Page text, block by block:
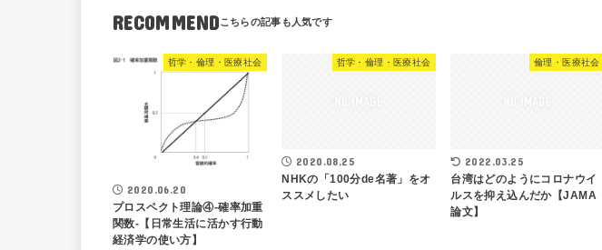
RECOMMEND
哲学・倫理・医療社会
2020.06.20
プロスペクト理論④-確率加重
関数-【日常生活に活かす行動
経済学の使い方】
哲学・倫理・医療社会
2020.08.25
NHKの「100分de名著」をオ
ススメしたい
倫理・医療社会
2022.03.25
台湾はどのようにコロナウイ
ルスを抑え込んだか【JAMA
論文】